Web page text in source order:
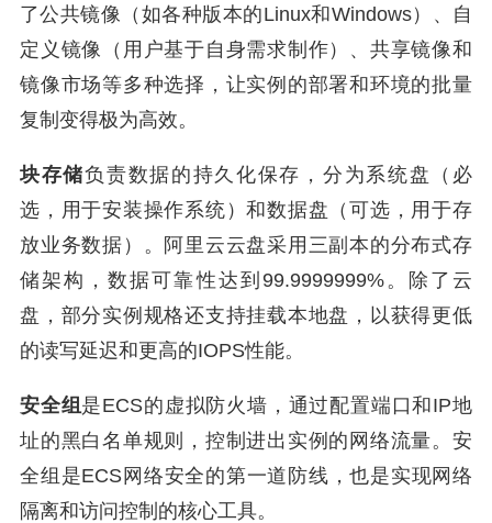
了公共镜像（如各种版本的Linux和Windows）、自
定义镜像（用户基于自身需求制作）、共享镜像和
镜像市场等多种选择，让实例的部署和环境的批量
复制变得极为高效。
块存储负责数据的持久化保存，分为系统盘（必
选，用于安装操作系统）和数据盘（可选，用于存
放业务数据）。阿里云云盘采用三副本的分布式存
储架构，数据可靠性达到99.9999999%。除了云
盘，部分实例规格还支持挂载本地盘，以获得更低
的读写延迟和更高的IOPS性能。
安全组是ECS的虚拟防火墙，通过配置端口和IP地
址的黑白名单规则，控制进出实例的网络流量。安
全组是ECS网络安全的第一道防线，也是实现网络
隔离和访问控制的核心工具。